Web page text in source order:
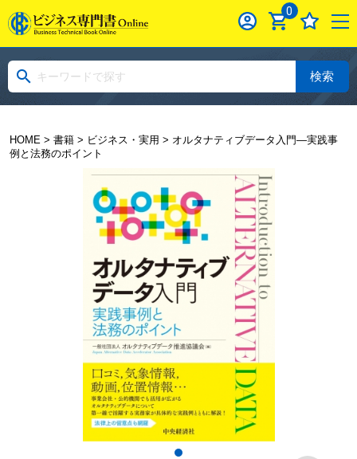
0
検索
HOME> 書籍> ビジネス・実用 > オルタナティブデータ入門―実践事
例と法務のポイント